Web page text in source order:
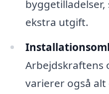
ekstra utgift.
Arbejdskraftens
varierer også